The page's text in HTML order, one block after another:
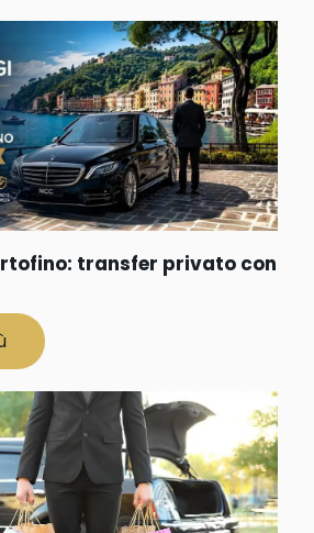
transfer privato con